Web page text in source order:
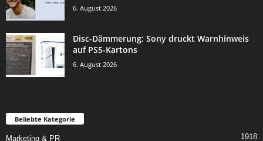
6. August 2026
Disc-Dämmerung: Sony druckt Warnhinweis
auf PS5-Kartons
6. August 2026
Beliebte Kategorie
Marketing & PR 1918